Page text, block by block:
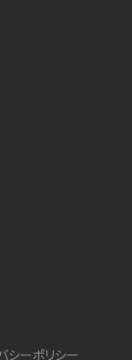
シーポリシー